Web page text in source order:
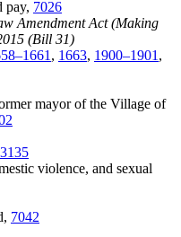
pay, 7026
Amendment Act (Making
(Bill 31)
, 1663, 1900–1901 ,
mayor of the Village of
3135
violence, and sexual
7042